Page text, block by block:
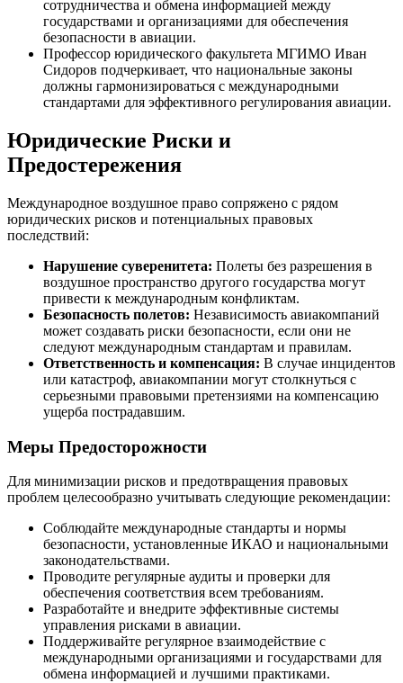
сотрудничества и обмена информацией между
государствами и организациями для обеспечения
безопасности в авиации.
Профессор юридического факультета МГИМО Иван
Сидоров подчеркивает, что национальные законы
должны гармонизироваться с международными
стандартами для эффективного регулирования авиации.
Юридические Риски и
Предостережения
Международное воздушное право сопряжено с рядом
юридических рисков и потенциальных правовых
последствий:
Нарушение суверенитета: Полеты без разрешения в
воздушное пространство другого государства могут
привести к международным конфликтам.
Безопасность полетов: Независимость авиакомпаний
может создавать риски безопасности, если они не
следуют международным стандартам и правилам.
Ответственность и компенсация: В случае инцидентов
или катастроф, авиакомпании могут столкнуться с
серьезными правовыми претензиями на компенсацию
ущерба пострадавшим.
Меры Предосторожности
Для минимизации рисков и предотвращения правовых
проблем целесообразно учитывать следующие рекомендации:
Соблюдайте международные стандарты и нормы
безопасности, установленные ИКАО и национальными
законодательствами.
Проводите регулярные аудиты и проверки для
обеспечения соответствия всем требованиям.
Разработайте и внедрите эффективные системы
управления рисками в авиации.
Поддерживайте регулярное взаимодействие с
международными организациями и государствами для
обмена информацией и лучшими практиками.